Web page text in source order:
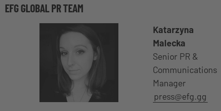
EFG GLOBAL PR TEAM
Katarzyna
Malecka
Senior PR &
Communications
Manager
press@efg.gg